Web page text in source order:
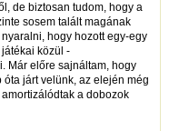
de biztosan tudom, hogy a
sosem talált magának
hogy hozott egy-egy
közül -
Már előre sajnáltam, hogy
járt velünk, az elején még
a dobozok